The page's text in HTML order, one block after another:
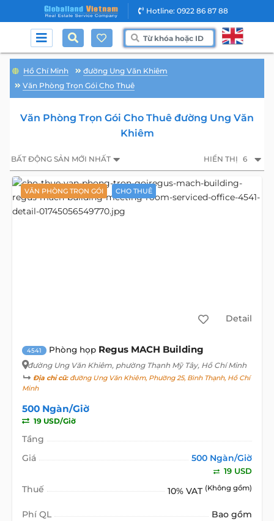
Hotline: 0922 86 87 88
Hồ Chí Minh
đường Ung Văn Khiêm
Văn Phòng Trọn Gói Cho Thuê
Văn Phòng Trọn Gói Cho Thuê đường Ung Văn
Khiêm
BẤT ĐỘNG SẢN MỚI NHẤT HIỂN THỊ 6
VĂN PHÒNG TRỌN GÓI CHO THUÊ
Detail
4541 Phòng họp Regus MACH Building
đường Ung Văn Khiêm, phường Thạnh Mỹ Tây, Hồ Chí Minh
Địa chỉ cũ:đường Ung Văn Khiêm, Phường 25, Bình Thạnh, Hồ Chí
Minh
500 Ngàn/Giờ
19 USD/Giờ
Tầng
Giá
500 Ngàn/Giờ
19 USD
Thuế 10% VAT (Không gồm)
Phí QL Bao gồm